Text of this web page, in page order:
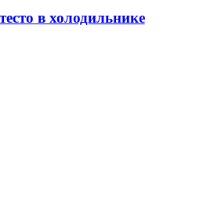
в холодильнике